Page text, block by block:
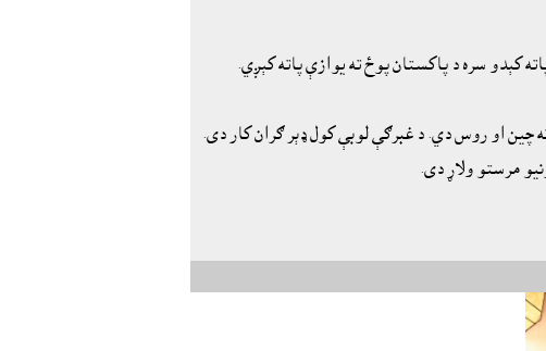
سره د پاکستان پوځ ته يوازې پاته کېږي.
چين او روس دي. د غبرګې لوبې کول ډېر ګران کار دى.
مرستو ولاړ دى.